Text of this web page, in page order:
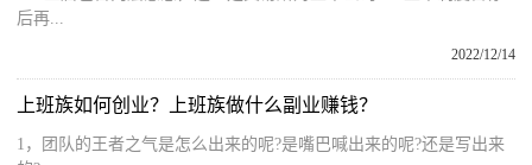
后再...
2022/12/14
上班族如何创业？上班族做什么副业赚钱？
1，团队的王者之气是怎么出来的呢?是嘴巴喊出来的呢?还是写出来